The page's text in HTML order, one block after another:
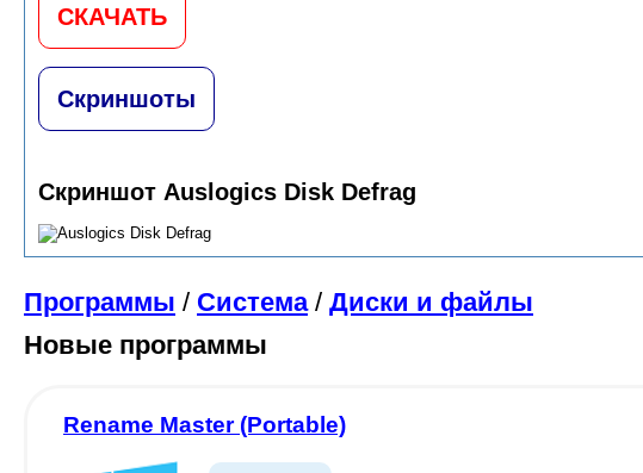
СКАЧАТЬ
Скриншоты
Скриншот Auslogics Disk Defrag
Программы / Система/ Диски и файлы
Новые программы
Rename Master (Portable)